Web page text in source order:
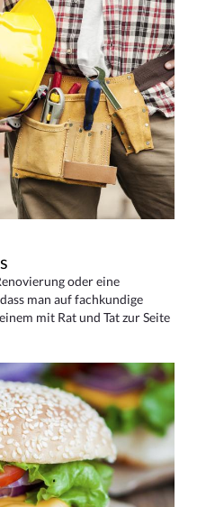
oder eine
man auf fachkundige
mit Rat und Tat zur Seite